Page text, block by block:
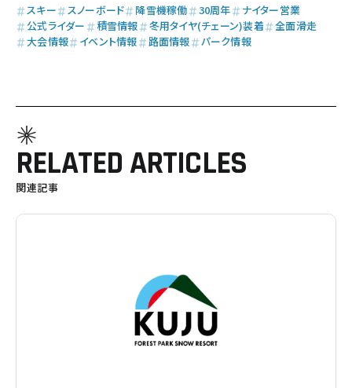
スキー スノーボード 降雪機稼働 30周年
ナイター営業
公式ライダー
積雪情報 冬用タイヤ(チェーン)装着
全面滑走
大会情報
イベント情報 路面情報 パーク情報
RELATED ARTICLES
関連記事